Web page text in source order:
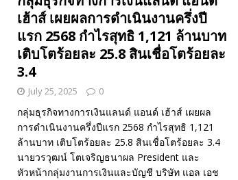
เฮ้าส์ เผยผลการดำเนินงานครึ่งปี
แรก 2568 กำไรสุทธิ 1,121 ล้านบาท
เติบโตร้อยละ 25.8 สินเชื่อโตร้อยละ
3.4
July 25, 2025 0
กลุ่มธุรกิจทางการเงินแลนด์ แอนด์ เฮ้าส์ เผยผล
การดำเนินงานครึ่งปีแรก 2568 กำไรสุทธิ 1,121
ล้านบาท เติบโตร้อยละ 25.8 สินเชื่อโตร้อยละ 3.4
นายวรวุฒน์ โตเจริญธนาผล President และ
หัวหน้ากลุ่มงานการเงินและบัญชี บริษัท แอล เอช